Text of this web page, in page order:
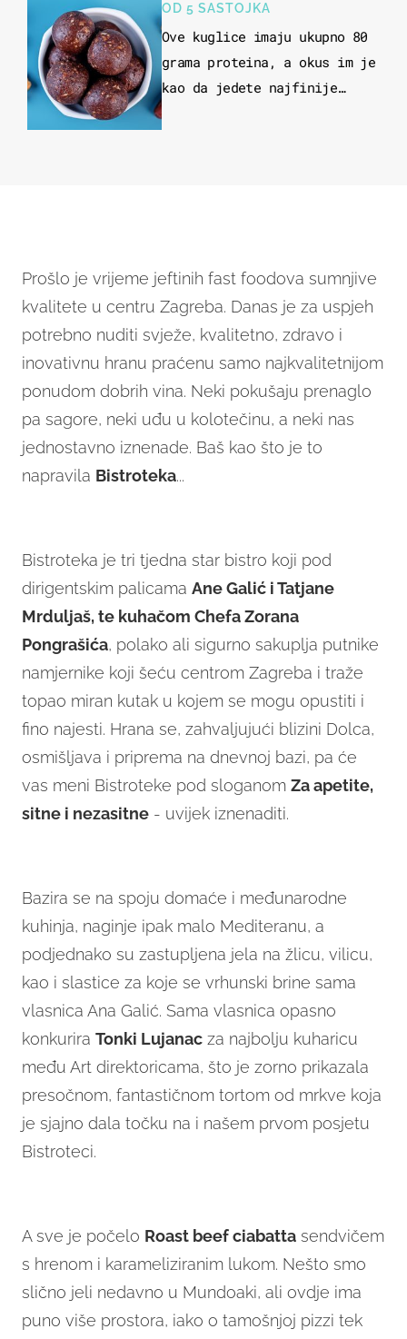
u more
OD 5 SASTOJKA
Ove kuglice imaju ukupno 80
grama proteina, a okus im je
kao da jedete najfinije
Prošlo je vrijeme jeftinih fast foodova sumnjive
kvalitete u centru Zagreba. Danas je za uspjeh
potrebno nuditi svježe, kvalitetno, zdravo i
inovativnu hranu praćenu samo najkvalitetnijom
ponudom dobrih vina. Neki pokušaju prenaglo
pa sagore, neki uđu u kolotečinu, a neki nas
jednostavno iznenade. Baš kao što je to
napravila Bistroteka...
Bistroteka je tri tjedna star bistro koji pod
dirigentskim palicama Ane Galić i Tatjane
Mrduljaš, te kuhačom Chefa Zorana
Pongrašića, polako ali sigurno sakuplja putnike
namjernike koji šeću centrom Zagreba i traže
topao miran kutak u kojem se mogu opustiti i
fino najesti. Hrana se, zahvaljujući blizini Dolca,
osmišljava i priprema na dnevnoj bazi, pa će
vas meni Bistroteke pod sloganom Za apetite,
sitne i nezasitne - uvijek iznenaditi.
Bazira se na spoju domaće i međunarodne
kuhinja, naginje ipak malo Mediteranu, a
podjednako su zastupljena jela na žlicu, vilicu,
kao i slastice za koje se vrhunski brine sama
vlasnica Ana Galić. Sama vlasnica opasno
konkurira Tonki Lujanac za najbolju kuharicu
među Art direktoricama, što je zorno prikazala
presočnom, fantastičnom tortom od mrkve koja
je sjajno dala točku na i našem prvom posjetu
Bistroteci.
A sve je počelo Roast beef ciabatta sendvičem
s hrenom i karameliziranim lukom. Nešto smo
slično jeli nedavno u Mundoaki, ali ovdje ima
puno više prostora, iako o tamošnjoj pizzi tek